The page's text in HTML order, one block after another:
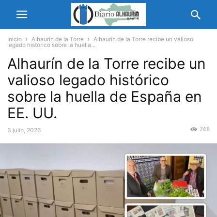
Inicio Alhaurín de la Torre
Alhaurín de la Torre recibe un valioso
legado histórico sobre la huella...
Alhaurín de la Torre recibe un
valioso legado histórico
sobre la huella de España en
EE. UU.
3 julio, 2026 748